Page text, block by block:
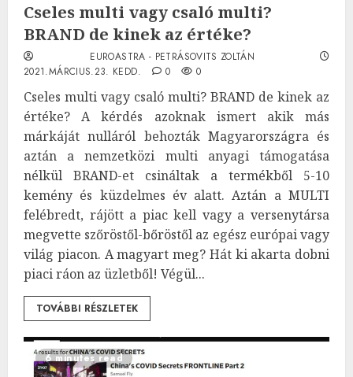
Cseles multi vagy csaló multi?
BRAND de kinek az értéke?
EUROASTRA - PETRÁSOVITS ZOLTÁN
2021.MÁRCIUS.23. KEDD.
0 0
Cseles multi vagy csaló multi? BRAND de kinek az
értéke? A kérdés azoknak ismert akik más
márkáját nulláról behozták Magyarországra és
aztán a nemzetközi multi anyagi támogatása
nélkül BRAND-et csináltak a termékből 5-10
kemény és küzdelmes év alatt. Aztán a MULTI
felébredt, rájött a piac kell vagy a versenytársa
megvette szőröstől-bőröstől az egész európai vagy
világ piacon. A magyart meg? Hát ki akarta dobni
piaci ráon az üzletből! Végül...
TOVÁBBI RÉSZLETEK
6 minutes read